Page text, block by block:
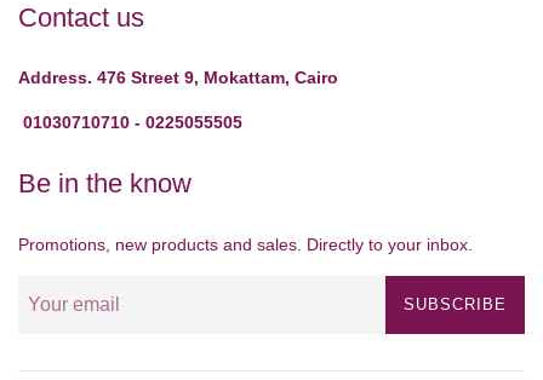
Contact us
Address. 476 Street 9, Mokattam, Cairo
01030710710 - 0225055505
Be in the know
Promotions, new products and sales. Directly to your inbox.
SUBSCRIBE